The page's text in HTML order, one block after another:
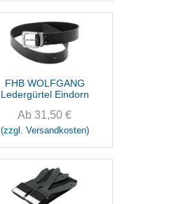
FHB WOLFGANG
Ledergürtel Eindorn
Ab 31,50 €
(zzgl. Versandkosten)